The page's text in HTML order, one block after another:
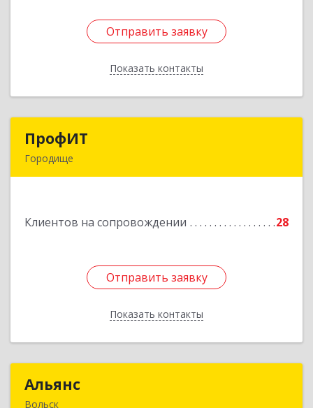
Отправить заявку
Показать контакты
Отправить заявку
Назад
ПрофИТ
Городище
Клиентов на сопровождении 28
Отправить заявку
Показать контакты
Подробнее
Отправить заявку
Назад
Альянс
Вольск